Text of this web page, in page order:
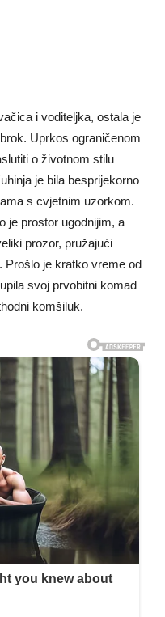
i voditeljka, ostala je
Uprkos ograničenom
o životnom stilu
je bila besprijekorno
s cvjetnim uzorkom.
je prostor ugodnijim, a
prozor, pružajući
Prošlo je kratko vreme od
svoj prvobitni komad
komšiluk.